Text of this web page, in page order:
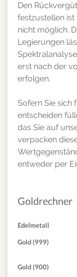
Den
festzustellen
nicht möglich.
Legierungen
erst nach der
erfolgen.
Sofern Sie sich
entscheiden
das Sie auf
verpacken
entweder per
Goldrechner
Edelmetall
Gold (999)
Gold (900)